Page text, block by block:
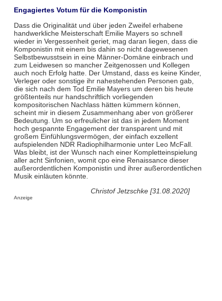
Engagiertes Votum für die Komponistin
Dass die Originalität und über jeden Zweifel erhabene
handwerkliche Meisterschaft Emilie Mayers so schnell
wieder in Vergessenheit geriet, mag daran liegen, dass die
Komponistin mit einem bis dahin so nicht dagewesenen
Selbstbewusstsein in eine Männer-Domäne einbrach und
zum Leidwesen so mancher Zeitgenossen und Kollegen
auch noch Erfolg hatte. Der Umstand, dass es keine Kinder,
Verleger oder sonstige ihr nahestehenden Personen gab,
die sich nach dem Tod Emilie Mayers um deren bis heute
größtenteils nur handschriftlich vorliegenden
kompositorischen Nachlass hätten kümmern können,
scheint mir in diesem Zusammenhang aber von größerer
Bedeutung. Um so erfreulicher ist das in jedem Moment
hoch gespannte Engagement der transparent und mit
großem Einfühlungsvermögen, der einfach exzellent
aufspielenden NDR Radiophilharmonie unter Leo McFall.
Was bleibt, ist der Wunsch nach einer Kompletteinspielung
aller acht Sinfonien, womit cpo eine Renaissance dieser
außerordentlichen Komponistin und ihrer außerordentlichen
Musik einläuten könnte.
Christof Jetzschke [31.08.2020]
Anzeige